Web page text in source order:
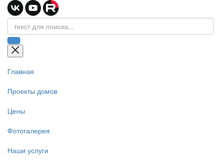
Главная
Проекты домов
Цены
Фотогалерея
Наши услуги